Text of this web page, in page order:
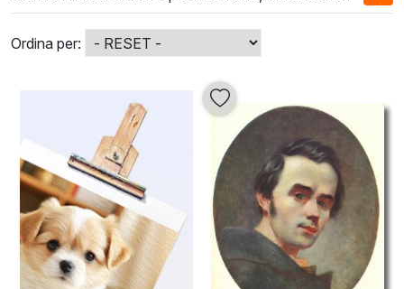
cultura e della storia del suo paese. Le sue opere,
caratterizzate da uno stile romantico e realistico, evocano
emozioni profonde e raccontano storie di vita quotidiana,
sofferenza e speranza. Shevchenko, attraverso la sua
maestria, ha catturato l’essenza della sua epoca e la
bellezza della sua terra.
operenon solo arricchiscono gli spazi abitativi, ma
portano anche un'atmosfera unica, trasformando ogni
ambiente in un luogo di riflessione e ispirazione. Scegliere
un'opera diTaras Shevchenko
significa non solo
investire in un pezzo d'arte, ma anche abbracciare una
parte della storia e della cultura, conferendo un tocco di
eleganza e profondità ai propri spazi.
Ordina per: